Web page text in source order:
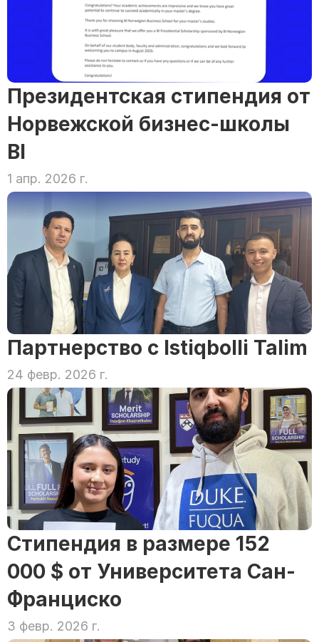
Президентская стипендия от
Норвежской бизнес-школы
BI
1 апр. 2026 г.
Партнерство с Istiqbolli Talim
24 февр. 2026 г.
Стипендия в размере 152
000 $ от Университета Сан-
Франциско
3 февр. 2026 г.